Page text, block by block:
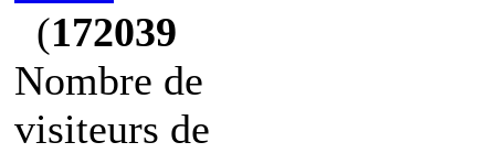
(172039
Nombre de
visiteurs de